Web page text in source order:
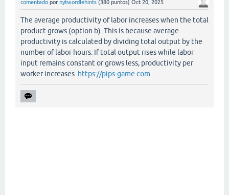
comentado por nytwordlehints (380 puntos) Oct 20, 2025
The average productivity of labor increases when the total
product grows (option b). This is because average
productivity is calculated by dividing total output by the
number of labor hours. If total output rises while labor
input remains constant or grows less, productivity per
worker increases. https://pips-game.com